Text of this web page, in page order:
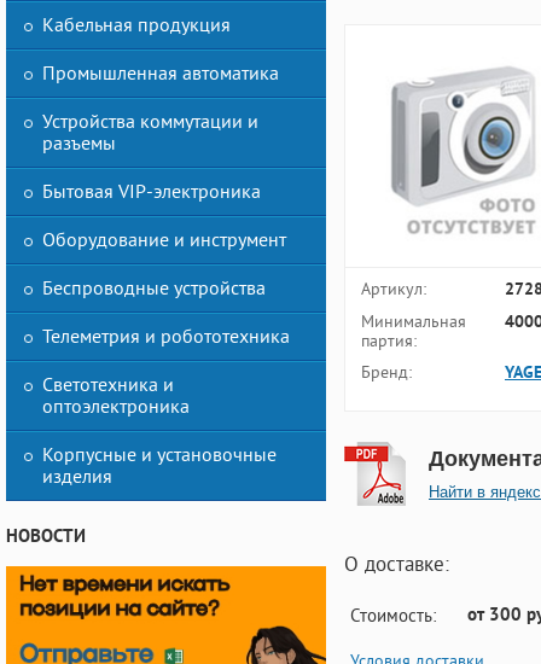
Кабельная продукция
Промышленная автоматика
Устройства коммутации и
разъемы
Бытовая VIP-электроника
Оборудование и инструмент
Беспроводные устройства
Телеметрия и робототехника
Светотехника и
оптоэлектроника
Корпусные и установочные
изделия
НОВОСТИ
Артикул:
Минимальная
партия:
Бренд:
Найти в яндекс
О доставке:
Стоимость: от 300